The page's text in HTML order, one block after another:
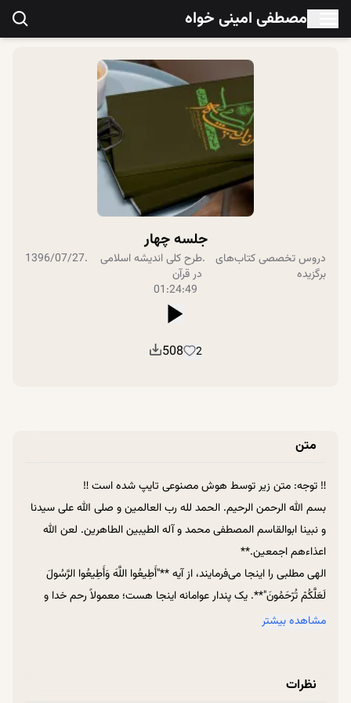
مصطفی امینی خواه
جلسه چهار
دروس تخصصیکتاب‌های
برگزیده
.طرح کلی اندیشه اسلامی
در قرآن
.
1396/07/27
01:24:49
2
508
متن
‼ توجه: متن زیر توسط هوش مصنوعی تایپ شده است ‼
بسم الله الرحمن الرحیم. الحمد لله رب العالمین و صلی الله علی سیدنا
و نبینا ابوالقاسم المصطفی محمد و آله الطیبین الطاهرین. لعن الله
اعذاءهم اجمعین.**
الهی مطلبی را اینجا می‌فرمایند، از آیه **"أَطِيعُوا اللَّهَ وَأَطِيعُوا الرَّسُولَ
لَعَلَّكُمْ تُرْحَمُونَ"**. یک پندار عوامانه اینجا هست؛ معمولاً رحم خدا و
رحمت خدا را رقیب اطاعت می‌دانند. می‌گویند: "یا اطاعت داری یا خدا
آقا این را مطرح می‌فرمایند. می‌فرمایند که نه تنها این غلط است، بلکه
مشاهده بیشتر
نظرات